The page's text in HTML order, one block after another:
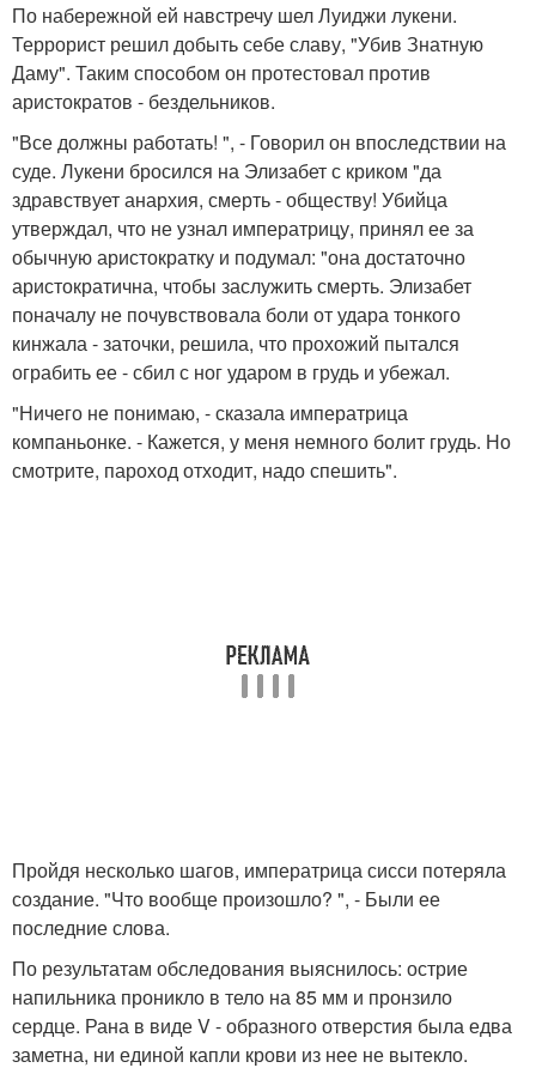
По набережной ей навстречу шел Луиджи лукени.
Террорист решил добыть себе славу, "Убив Знатную
Даму". Таким способом он протестовал против
аристократов - бездельников.
"Все должны работать! ", - Говорил он впоследствии на
суде. Лукени бросился на Элизабет с криком "да
здравствует анархия, смерть - обществу! Убийца
утверждал, что не узнал императрицу, принял ее за
обычную аристократку и подумал: "она достаточно
аристократична, чтобы заслужить смерть. Элизабет
поначалу не почувствовала боли от удара тонкого
кинжала - заточки, решила, что прохожий пытался
ограбить ее - сбил с ног ударом в грудь и убежал.
"Ничего не понимаю, - сказала императрица
компаньонке. - Кажется, у меня немного болит грудь. Но
смотрите, пароход отходит, надо спешить".
Пройдя несколько шагов, императрица сисси потеряла
создание. "Что вообще произошло? ", - Были ее
последние слова.
По результатам обследования выяснилось: острие
напильника проникло в тело на 85 мм и пронзило
сердце. Рана в виде V - образного отверстия была едва
заметна, ни единой капли крови из нее не вытекло.